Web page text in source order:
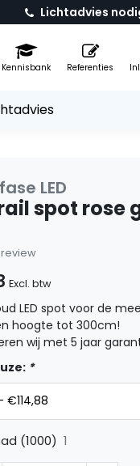
Lichtadvies
Kennisbank Referenties
LED
spot rose
Excl. btw
LED spot voor de
hoogte tot 300cm!
wij met 5 jaar
*
(1000) 1